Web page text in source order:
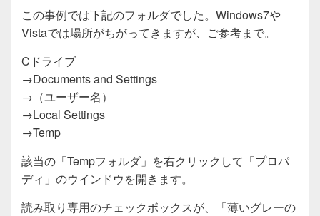
この事例では下記のフォルダでした。Windows7や
Vistaでは場所がちがってきますが、ご参考まで。
Cドライブ
→Documents and Settings
→（ユーザー名）
→Local Settings
→Temp
該当の「Tempフォルダ」を右クリックして「プロパ
ディ」のウインドウを開きます。
読み取り専用のチェックボックスが、「薄いグレーの